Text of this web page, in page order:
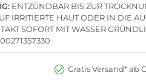
ENTZÜNDBAR BIS ZUR
IRRITIERTE HAUT ODER IN DIE
SOFORT MIT WASSER
Gratis Versand* ab